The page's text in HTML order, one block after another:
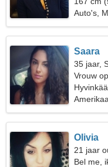
Auto's,
Saara
35 jaar,
Vrouw
Hyvinkää
Olivia
21 jaar
Bel me,